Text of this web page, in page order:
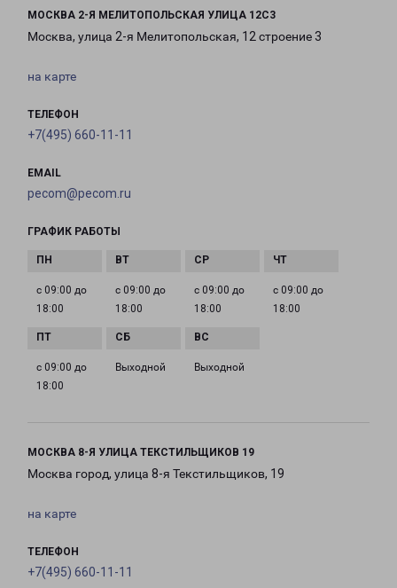
МОСКВА 2-Я МЕЛИТОПОЛЬСКАЯ УЛИЦА 12С3
Москва, улица 2-я Мелитопольская, 12 строение 3
на карте
ТЕЛЕФОН
+7(495) 660-11-11
EMAIL
pecom@pecom.ru
ГРАФИК РАБОТЫ
с 09:00 до
18:00
с 09:00 до
18:00
с 09:00 до
18:00
с 09:00 до
18:00
с 09:00 до
18:00
Выходной Выходной
МОСКВА 8-Я УЛИЦА ТЕКСТИЛЬЩИКОВ 19
Москва город, улица 8-я Текстильщиков, 19
на карте
ТЕЛЕФОН
+7(495) 660-11-11